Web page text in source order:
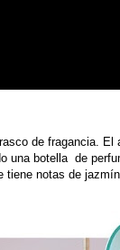
de fragancia. El
una botella de
notas de